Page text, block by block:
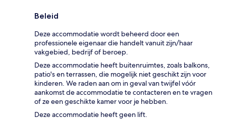
Beleid
Deze accommodatie wordt beheerd door een
professionele eigenaar die handelt vanuit zijn/haar
vakgebied, bedrijf of beroep.
Deze accommodatie heeft buitenruimtes, zoals balkons,
patio's en terrassen, die mogelijk niet geschikt zijn voor
kinderen. We raden aan om in geval van twijfel vóór
aankomst de accommodatie te contacteren en te vragen
of ze een geschikte kamer voor je hebben.
Deze accommodatie heeft geen lift.